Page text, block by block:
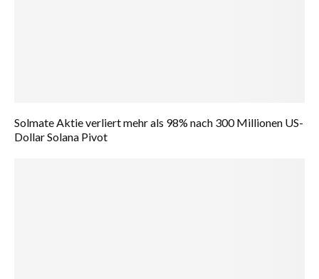
Solmate Aktie verliert mehr als 98% nach 300 Millionen US-
Dollar Solana Pivot